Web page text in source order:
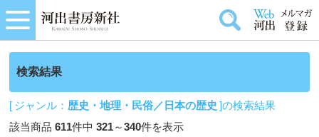
検索結果
[ ジャンル： 歴史・地理・民俗／日本の歴史 ]の検索結果
該当商品611件中321～340件を表示